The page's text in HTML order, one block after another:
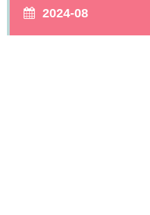
2024-08